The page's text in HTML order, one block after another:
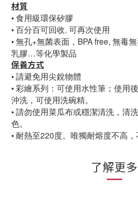
材質
• 食用級環保矽膠
• 百分百可回收. 可再次使用
• 無孔+無菌表面，BPA free, 無毒
乳膠…等化學製品
保養方式
• 請避免用尖銳物體
• 彩繪系列：可使用水性筆；使用
沖洗，可使用洗碗精。
• 請勿使用菜瓜布或穩潔清洗，清
色。
• 耐熱至220度。唯獨耐熔度不高，
了解更多